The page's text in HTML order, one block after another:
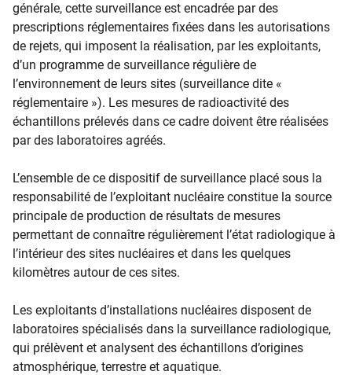
générale, cette surveillance est encadrée par des
prescriptions réglementaires fixées dans les autorisations
de rejets, qui imposent la réalisation, par les exploitants,
d’un programme de surveillance régulière de
l’environnement de leurs sites (surveillance dite «
réglementaire »). Les mesures de radioactivité des
échantillons prélevés dans ce cadre doivent être réalisées
par des laboratoires agréés.
L’ensemble de ce dispositif de surveillance placé sous la
responsabilité de l’exploitant nucléaire constitue la source
principale de production de résultats de mesures
permettant de connaître régulièrement l’état radiologique à
l’intérieur des sites nucléaires et dans les quelques
kilomètres autour de ces sites.
Les exploitants d’installations nucléaires disposent de
laboratoires spécialisés dans la surveillance radiologique,
qui prélèvent et analysent des échantillons d’origines
atmosphérique, terrestre et aquatique.